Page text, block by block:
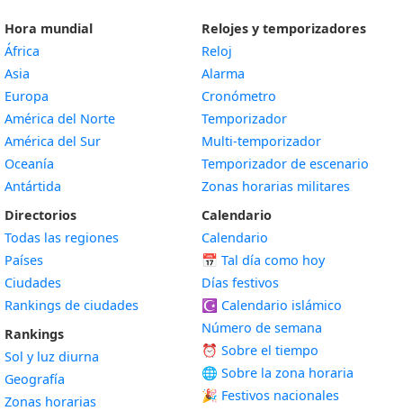
Hora mundial
África
Asia
Europa
América del Norte
América del Sur
Oceanía
Antártida
Directorios
Todas las regiones
Países
Ciudades
Rankings de ciudades
Rankings
Sol y luz diurna
Geografía
Zonas horarias
Relojes y temporizadores
Reloj
Alarma
Cronómetro
Temporizador
Multi-temporizador
Temporizador de escenario
Zonas horarias militares
Calendario
Calendario
📅 Tal día como hoy
Días festivos
☪️ Calendario islámico
Número de semana
⏰ Sobre el tiempo
🌐 Sobre la zona horaria
🎉 Festivos nacionales